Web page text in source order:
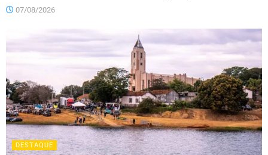
07/08/2026
DESTAQUE